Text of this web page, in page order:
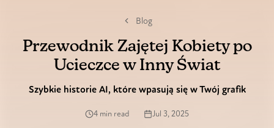
Blog
Przewodnik Zajętej Kobiety po
Ucieczce w Inny Świat
Szybkie historie AI, które wpasują się w Twój grafik
4 min read Jul 3, 2025